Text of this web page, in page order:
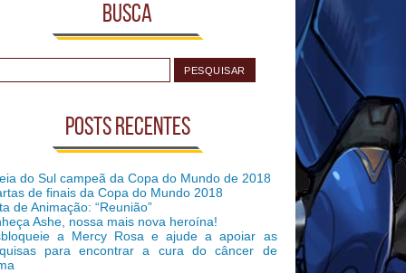
Busca
Posts recentes
do Sul campeã da Copa do Mundo de 2018
de finais da Copa do Mundo 2018
de Animação: “Reunião”
Ashe, nossa mais nova heroína!
a Mercy Rosa e ajude a apoiar as
para encontrar a cura do câncer de